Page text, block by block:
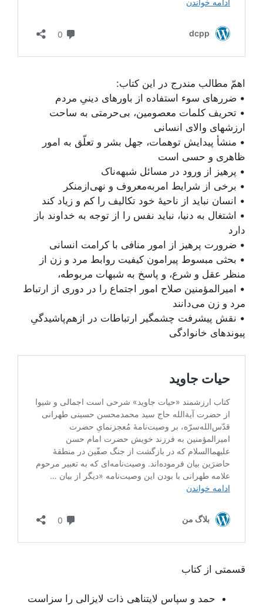
اهمّ مطالب مندرج در این کتاب:
• ضررهای سوء استفاده از باورهای دینیِ مردم
• تحریف کلمات معصومین، بی‌حرمتی به ساحت
ارزشهای والای انسانی
• منشأ پیدایش توهمات، جهل بشر و تعلّق به امور
ظاهری و حسی است
• پرهیز از ورود در مسائل شبهه‌ناک
• برخی از شرایط امر‌به‌معروف و نهی‌از‌منکر
• انسان نباید از ناحیۀ خود تکالیف را کم و زیاد کند
• اشتغال به دنیا، نباید نفس را از توجه به خداوند باز
• ضرورت پرهیز از امور منافی با کرامت انسانی
• بحثی مبسوط پیرامون کیفیت روابط مرد و زن از
منظر عقل و شرع، و پاسخ به شبهات مربوطه،
• امیرالمؤمنین صلاح امور اجتماع را در دوری از ارتباط
مرد و زن می‌دانند
• نقش پیشرفت چشمگیر ارتباطات در ازهم‌پاشیدگیِ
پیوندهای خانوادگی
قسمتی از کتاب
حمد و سپاس لایتناهی ذات لایزالی را سزاست